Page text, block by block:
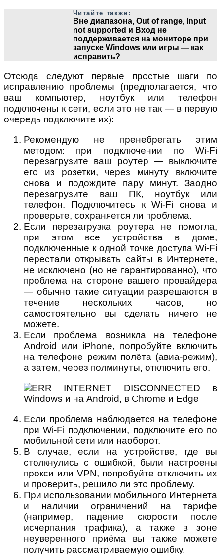
Читайте также:
Вне диапазона, Out of range, Input
not supported и Вход не
поддерживается на мониторе при
запуске Windows или игры — как
исправить?
Отсюда следуют первые простые шаги по
исправлению проблемы (предполагается, что
ваш компьютер, ноутбук или телефон
подключены к сети, если это не так — в первую
очередь подключите их):
Рекомендую не пренебрегать этим
методом: при подключении по Wi-Fi
перезагрузите ваш роутер — выключите
его из розетки, через минуту включите
снова и подождите пару минут. Заодно
перезагрузите ваш ПК, ноутбук или
телефон. Подключитесь к Wi-Fi снова и
проверьте, сохраняется ли проблема.
Если перезагрузка роутера не помогла,
при этом все устройства в доме,
подключенные к одной точке доступа Wi-Fi
перестали открывать сайты в Интернете,
не исключено (но не гарантированно), что
проблема на стороне вашего провайдера
— обычно такие ситуации разрешаются в
течение нескольких часов, но
самостоятельно вы сделать ничего не
можете.
Если проблема возникла на телефоне
Android или iPhone, попробуйте включить
на телефоне режим полёта (авиа-режим),
а затем, через полминуты, отключить его.
Если проблема наблюдается на телефоне
при Wi-Fi подключении, подключите его по
мобильной сети или наоборот.
В случае, если на устройстве, где вы
столкнулись с ошибкой, были настроены
прокси или VPN, попробуйте отключить их
и проверить, решило ли это проблему.
При использовании мобильного Интернета
и наличии ограничений на тарифе
(например, падение скорости после
исчерпания трафика), а также в зоне
неуверенного приёма вы также можете
получить рассматриваемую ошибку.